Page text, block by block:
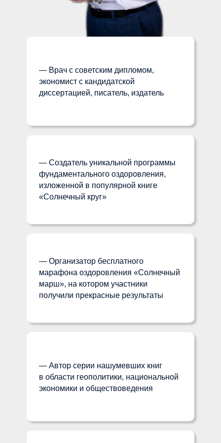
— Создатель уникальной программы
фундаментального оздоровления,
изложенной в популярной книге
«Солнечный круг»
— Автор серии нашумевших книг
в области геополитики, национальной
экономики и обществоведения
— Организатор бесплатного
марафона оздоровления «Солнечный
марш», на котором участники
получили прекрасные результаты
— Врач с советским дипломом,
экономист с кандидатской
диссертацией, писатель, издатель